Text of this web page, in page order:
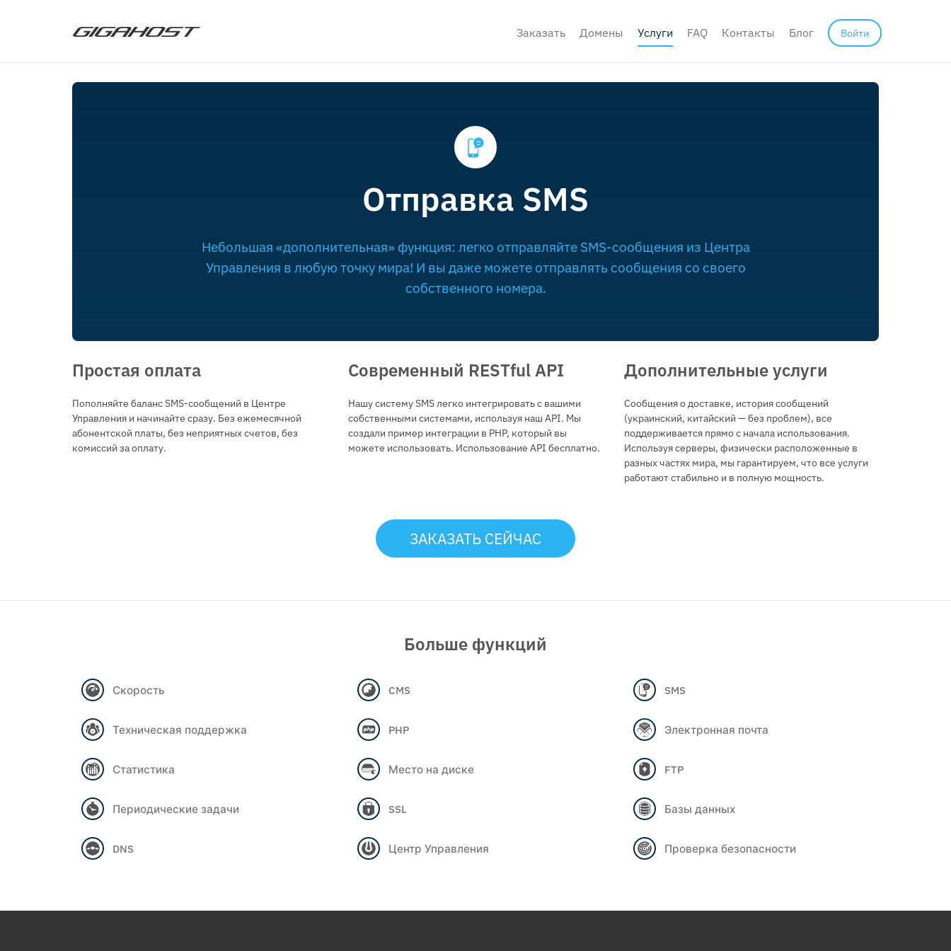
Заказать Домены Услуги FAQ Контакты Блог Войти
Отправка SMS
Небольшая «дополнительная» функция: легко отправляйте SMS-сообщения из Центра
Управления в любую точку мира! И вы даже можете отправлять сообщения со своего
собственного номера.
Простая оплата
Пополняйте баланс SMS-сообщений в Центре
Управления и начинайте сразу. Без ежемесячной
абонентской платы, без неприятных счетов, без
комиссий за оплату.
Современный RESTful API
Нашу систему SMS легко интегрировать с вашими
собственными системами, используя наш API. Мы
создали пример интеграции в PHP, который вы
можете использовать. Использование API бесплатно.
Дополнительные услуги
Сообщения о доставке, история сообщений
(украинский, китайский — без проблем), все
поддерживается прямо с начала использования.
Используя серверы, физически расположенные в
разных частях мира, мы гарантируем, что все услуги
работают стабильно и в полную мощность.
ЗАКАЗАТЬ СЕЙЧАС
Больше функций
Скорость
Техническая поддержка
Статистика
Периодические задачи
DNS
CMS
PHP
Место на диске
SSL
Центр Управления
SMS
Электронная почта
FTP
Базы данных
Проверка безопасности